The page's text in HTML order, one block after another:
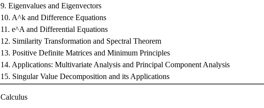
9. Eigenvalues and Eigenvectors
10. A^k and Difference Equations
11. e^A and Differential Equations
12. Similarity Transformation and Spectral Theorem
13. Positive Definite Matrices and Minimum Principles
14. Applications: Multivariate Analysis and Principal Component Analysis
15. Singular Value Decomposition and its Applications
Calculus